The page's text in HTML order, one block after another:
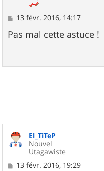
M
s
s
e
13 févr. 2016, 14:17
Pas mal cette astuce !
El_TiTeP
Nouvel
Utagawiste
M13 févr. 2016, 19:29